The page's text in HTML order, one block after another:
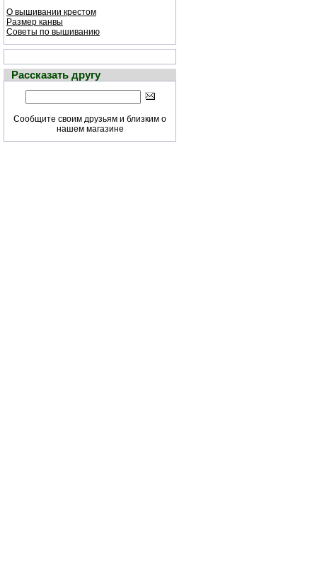
О вышивании крестом
Размер канвы
Советы по вышиванию
Рассказать другу
Сообщите своим друзьям и близким о
нашем магазине